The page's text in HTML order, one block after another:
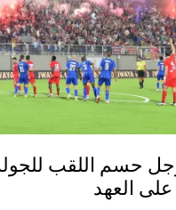
حسم اللقب
العهد